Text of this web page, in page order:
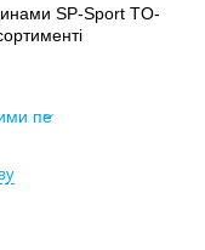
SP-Sport TO-